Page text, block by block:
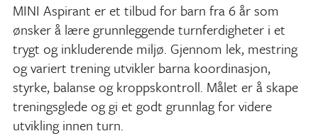
MINI Aspirant er et tilbud for barn fra 6 år som
ønsker å lære grunnleggende turnferdigheter i et
trygt og inkluderende miljø. Gjennom lek, mestring
og variert trening utvikler barna koordinasjon,
styrke, balanse og kroppskontroll. Målet er å skape
treningsglede og gi et godt grunnlag for videre
utvikling innen turn.